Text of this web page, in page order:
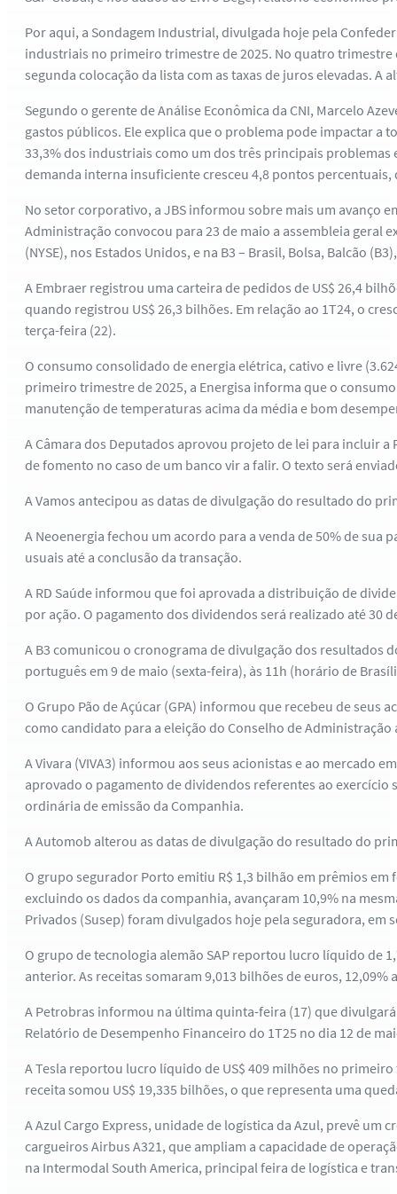
Por aqui, a Sondagem Industrial, divulgada hoje pela
industriais no primeiro trimestre de 2025. No quatro
segunda colocação da lista com as taxas de juros elevadas.
Segundo o gerente de Análise Econômica da CNI, Marcelo
gastos públicos. Ele explica que o problema pode impactar a
33,3% dos industriais como um dos três principais
demanda interna insuficiente cresceu 4,8 pontos percentuais,
No setor corporativo, a JBS informou sobre mais um avanço
Administração convocou para 23 de maio a assembleia geral
(NYSE), nos Estados Unidos, e na B3 – Brasil, Bolsa, Balcão
A Embraer registrou uma carteira de pedidos de US$ 26,4
quando registrou US$ 26,3 bilhões. Em relação ao 1T24, o
terça-feira (22).
O consumo consolidado de energia elétrica, cativo e livre
primeiro trimestre de 2025, a Energisa informa que o
manutenção de temperaturas acima da média e bom
A Câmara dos Deputados aprovou projeto de lei para incluir
de fomento no caso de um banco vir a falir. O texto será
A Vamos antecipou as datas de divulgação do resultado do
A Neoenergia fechou um acordo para a venda de 50% de sua
usuais até a conclusão da transação.
A RD Saúde informou que foi aprovada a distribuição de
por ação. O pagamento dos dividendos será realizado até 30
A B3 comunicou o cronograma de divulgação dos resultados
português em 9 de maio (sexta-feira), às 11h (horário de
O Grupo Pão de Açúcar (GPA) informou que recebeu de
como candidato para a eleição do Conselho de
A Vivara (VIVA3) informou aos seus acionistas e ao mercado
aprovado o pagamento de dividendos referentes ao exercício
ordinária de emissão da Companhia.
A Automob alterou as datas de divulgação do resultado do
O grupo segurador Porto emitiu R$ 1,3 bilhão em prêmios
excluindo os dados da companhia, avançaram 10,9% na
Privados (Susep) foram divulgados hoje pela seguradora, em
O grupo de tecnologia alemão SAP reportou lucro líquido de
anterior. As receitas somaram 9,013 bilhões de euros, 12,09%
A Petrobras informou na última quinta-feira (17) que
Relatório de Desempenho Financeiro do 1T25 no dia 12 de
A Tesla reportou lucro líquido de US$ 409 milhões no
receita somou US$ 19,335 bilhões, o que representa uma
A Azul Cargo Express, unidade de logística da Azul, prevê um
cargueiros Airbus A321, que ampliam a capacidade de
na Intermodal South America, principal feira de logística e